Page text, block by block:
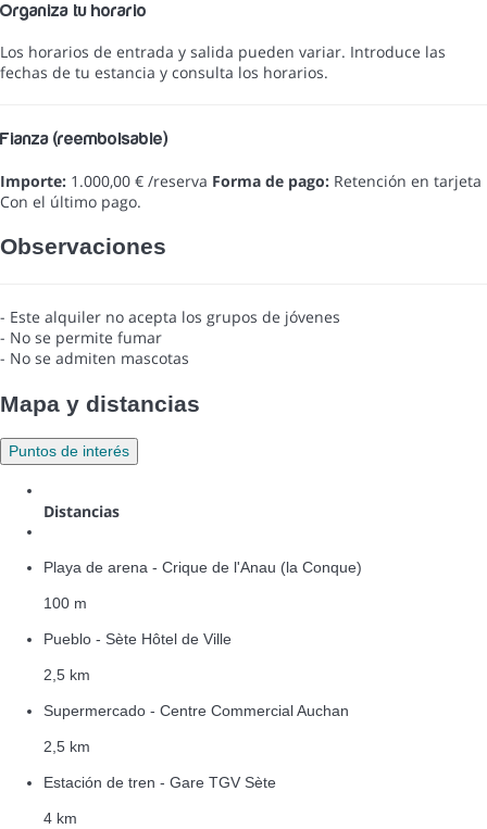
Organiza tu horario
Los horarios de entrada y salida pueden variar. Introduce las
fechas de tu estancia y consulta los horarios.
Fianza (reembolsable)
Importe: 1.000,00 € /reserva Forma de pago: Retención en tarjeta
Con el último pago.
Observaciones
- Este alquiler no acepta los grupos de jóvenes
- No se permite fumar
- No se admiten mascotas
Mapa y distancias
Puntos de interés
Distancias
Playa de arena - Crique de l'Anau (la Conque)
100 m
Pueblo - Sète Hôtel de Ville
2,5 km
Supermercado - Centre Commercial Auchan
2,5 km
Estación de tren - Gare TGV Sète
4 km